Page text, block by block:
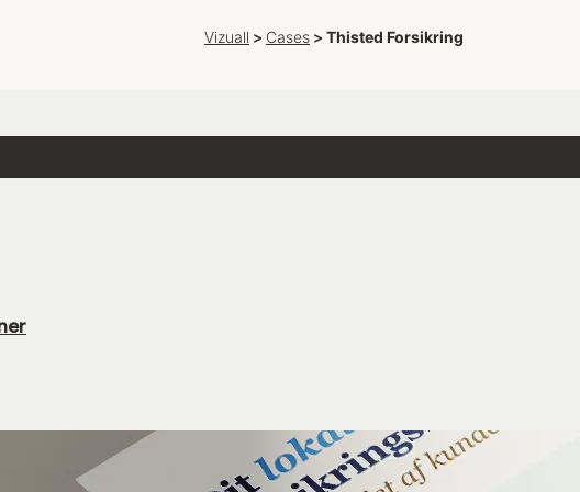
Vizuall > Cases > Thisted Forsikring
Vizuall > Cases > Thisted Forsikring